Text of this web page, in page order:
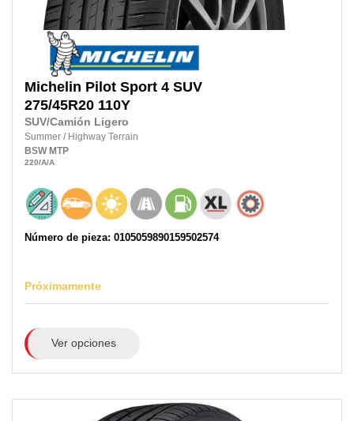
Michelin Pilot Sport 4 SUV
275/45R20 110Y
SUV/Camión Ligero
Summer / Highway Terrain
BSW MTP
220/A/A
Número de pieza: 0105059890159502574
Próximamente
Ver opciones